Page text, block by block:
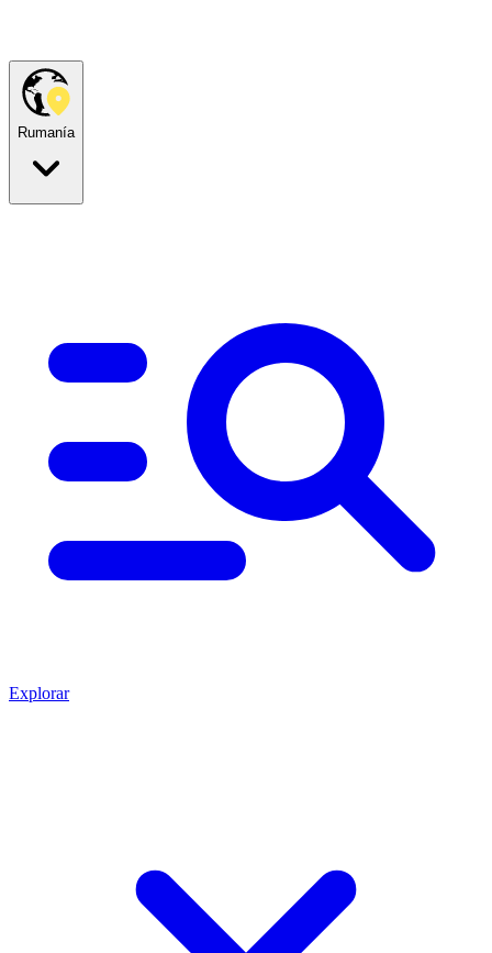
Rumanía
Explorar